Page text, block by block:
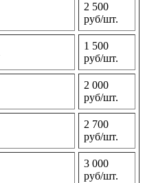
2 500
руб/шт.
1 500
руб/шт.
2 000
руб/шт.
2 700
руб/шт.
3 000
руб/шт.